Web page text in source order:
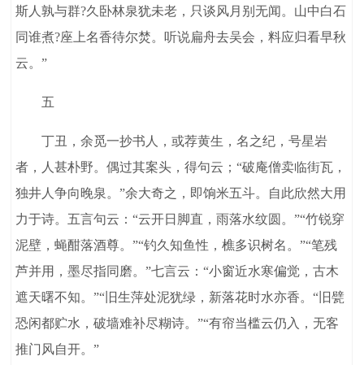
斯人孰与群?久卧林泉犹未老，只谈风月别无闻。山中白石
同谁煮?座上名香待尔焚。听说扁舟去吴会，料应归看早秋
云。”
五
丁丑，余觅一抄书人，或荐黄生，名之纪，号星岩
者，人甚朴野。偶过其案头，得句云；“破庵僧卖临街瓦，
独井人争向晚泉。”余大奇之，即饷米五斗。自此欣然大用
力于诗。五言句云：“云开日脚直，雨落水纹圆。”“竹锐穿
泥壁，蝇酣落酒尊。”“钓久知鱼性，樵多识树名。”“笔残
芦并用，墨尽指同磨。”七言云：“小窗近水寒偏觉，古木
遮天曙不知。”“旧生萍处泥犹绿，新落花时水亦香。“旧甓
恐闲都贮水，破墙难补尽糊诗。”“有帘当槛云仍入，无客
推门风自开。”